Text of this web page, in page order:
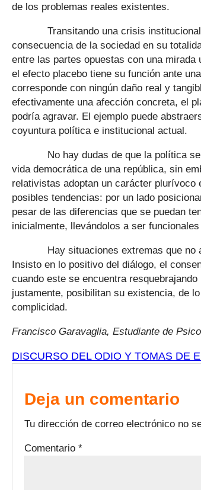
de los problemas reales existentes.
Transitando una crisis institucional
consecuencia de la sociedad en su
entre las partes opuestas con una
el efecto placebo tiene su función ante
corresponde con ningún daño real y
efectivamente una afección concreta, el
podría agravar. El ejemplo puede
coyuntura política e institucional actual.
No hay dudas de que la política se
vida democrática de una república, sin
relativistas adoptan un carácter plurívoco
posibles tendencias: por un lado
pesar de las diferencias que se puedan
inicialmente, llevándolos a ser
Hay situaciones extremas que no
Insisto en lo positivo del diálogo, el
cuando este se encuentra
justamente, posibilitan su existencia, de
complicidad.
Francisco Garavaglia, Estudiante de
DISCURSO DEL ODIO Y TOMAS DE
Deja un comentario
Tu dirección de correo electrónico no
Comentario *